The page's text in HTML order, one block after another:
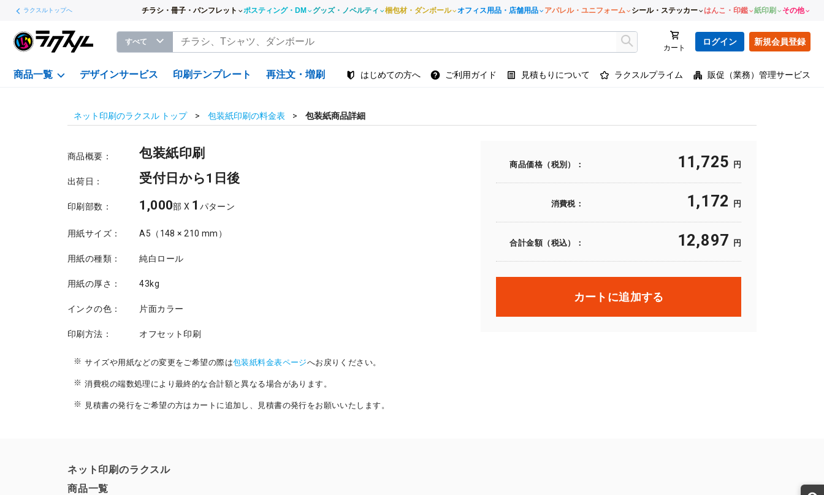
ラクスルトップへ チラシ・冊子・パンフレット ポスティング・DM グッズ・ノベルティ 梱包材・ダンボール オフィス用品・店舗用品 アパレル・ユニフォーム シール・ステッカー はんこ・印鑑 紙印刷 その他
すべて
カート
ログイン 新規会員登録
商品一覧 デザインサービス 印刷テンプレート 再注文・増刷 はじめての方へ ご利用ガイド 見積もりについて ラクスルプライム 販促（業務）管理サービス
ネット印刷のラクスル トップ 包装紙印刷の料金表 包装紙商品詳細
商品概要： 包装紙印刷
出荷日： 受付日から1日後
印刷部数： 1,000部 X 1 パターン
用紙サイズ： A5（148 × 210 mm）
用紙の種類： 純白ロール
用紙の厚さ： 43kg
インクの色： 片面カラー
印刷方法： オフセット印刷
サイズや用紙などの変更をご希望の際は包装紙料金表ページへお戻りください。
消費税の端数処理により最終的な合計額と異なる場合があります。
見積書の発行をご希望の方はカートに追加し、見積書の発行をお願いいたします。
商品価格（税別）： 11,725 円
消費税： 1,172 円
合計金額（税込）： 12,897 円
カートに追加する
ネット印刷のラクスル
商品一覧